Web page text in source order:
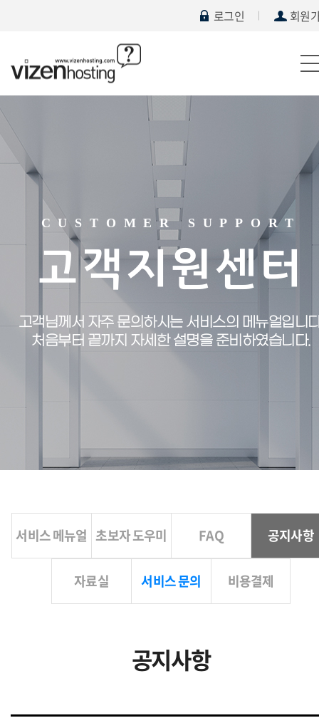
로그인 회원
CUSTOMER SUPPORT
고객지원센터
고객님께서 자주 문의하시는 서비스의 메뉴얼입니
처음부터 끝까지 자세한 설명을 준비하였습니다.
서비스 메뉴얼 초보자 도우미 FAQ 공지사항
자료실 서비스 문의 비용결제
공지사항